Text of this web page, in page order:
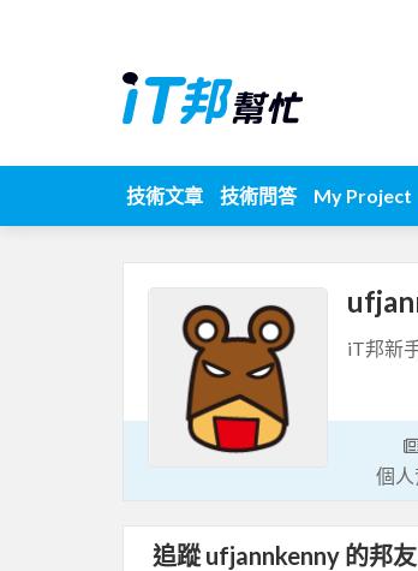
技術文章 技術問答 My Project
iT邦新
個
追蹤 ufjannkenny 的邦友